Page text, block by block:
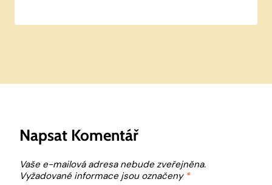
Napsat Komentář
Vaše e-mailová adresa nebude zveřejněna.
Vyžadované informace jsou označeny *